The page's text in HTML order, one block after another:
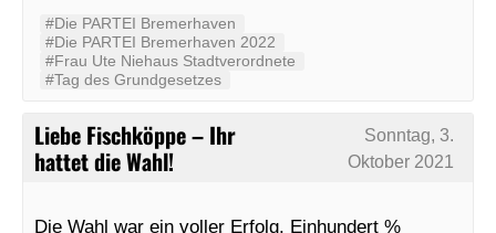
#Die PARTEI Bremerhaven
#Die PARTEI Bremerhaven 2022
#Frau Ute Niehaus Stadtverordnete
#Tag des Grundgesetzes
Liebe Fischköppe – Ihr
hattet die Wahl!
Sonntag, 3.
Oktober 2021
Die Wahl war ein voller Erfolg. Einhundert %